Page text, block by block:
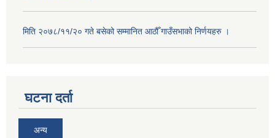
मिति २०७८/११/२० गते बसेको सम्मानित आठौँ गाउँसभाको निर्णयहरु ।
घटना दर्ता
अन्य